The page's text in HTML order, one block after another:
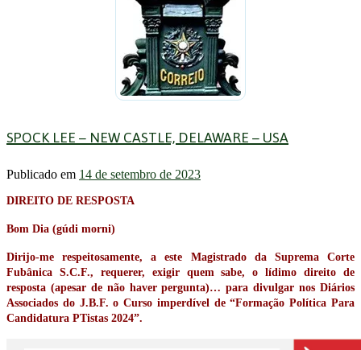
SPOCK LEE – NEW CASTLE, DELAWARE – USA
Publicado em 14 de setembro de 2023
DIREITO DE RESPOSTA
Bom Dia (gúdi morni)
Dirijo-me respeitosamente, a este Magistrado da Suprema Corte
Fubânica S.C.F., requerer, exigir quem sabe, o lídimo direito de
resposta (apesar de não haver pergunta)… para divulgar nos Diários
Associados do J.B.F. o Curso imperdível de “Formação Política Para
Candidatura PTistas 2024”.